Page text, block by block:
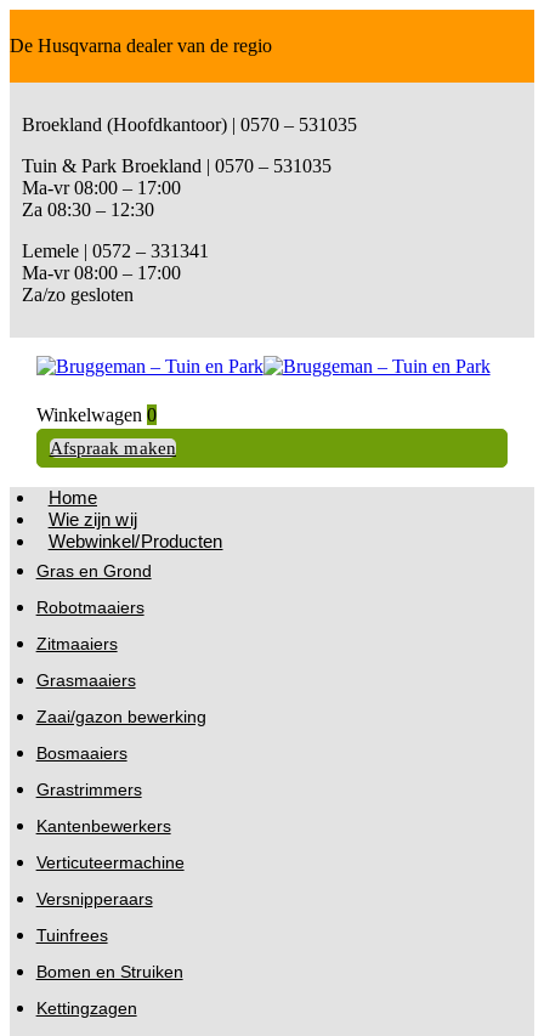
De Husqvarna dealer van de regio
Broekland (Hoofdkantoor) | 0570 – 531035
Tuin & Park Broekland | 0570 – 531035
Ma-vr 08:00 – 17:00
Za 08:30 – 12:30
Lemele | 0572 – 331341
Ma-vr 08:00 – 17:00
Za/zo gesloten
Winkelwagen 0
Afspraak maken
Home
Wie zijn wij
Webwinkel/Producten
Gras en Grond
Robotmaaiers
Zitmaaiers
Grasmaaiers
Zaai/gazon bewerking
Bosmaaiers
Grastrimmers
Kantenbewerkers
Verticuteermachine
Versnipperaars
Tuinfrees
Bomen en Struiken
Kettingzagen